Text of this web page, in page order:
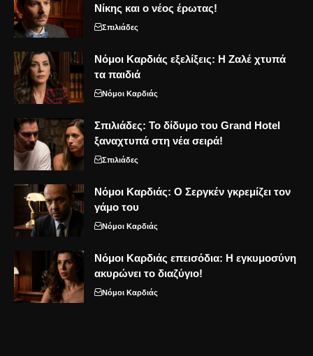
Νίκης και ο νέος έρωτας!
Σπιλιάδες
Νόμοι Καρδιάς εξελίξεις: Η Ζαλέ χτυπά
τα παιδιά
Νόμοι Καρδιάς
Σπιλιάδες: Το δίδυμο του Grand Hotel
ξαναχτυπά στη νέα σειρά!
Σπιλιάδες
Νόμοι Καρδιάς: Ο Σεργκέν γκρεμίζει τον
γάμο του
Νόμοι Καρδιάς
Νόμοι Καρδιάς επεισόδια: Η εγκυμοσύνη
ακυρώνει το διαζύγιο!
Νόμοι Καρδιάς